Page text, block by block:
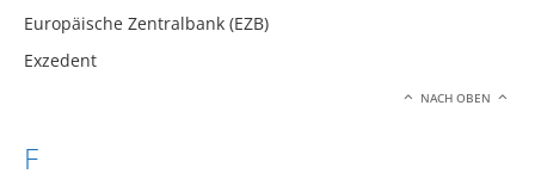
Europäische Zentralbank (EZB)
Exzedent
NACH OBEN
F